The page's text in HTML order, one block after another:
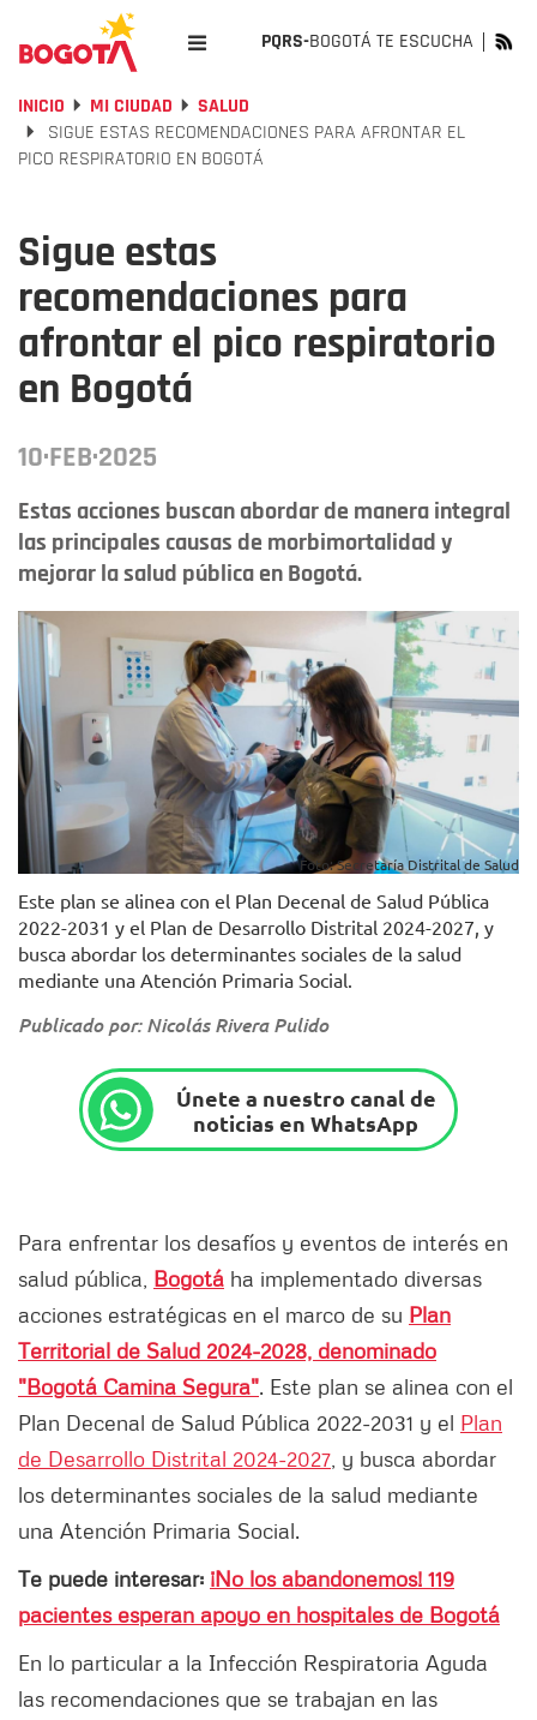
PQRS-BOGOTÁ TE ESCUCHA
INICIO MI CIUDAD
SALUD
SIGUE ESTAS RECOMENDACIONES PARA AFRONTAR EL
PICO RESPIRATORIO EN BOGOTÁ
Sigue estas
recomendaciones para
afrontar el pico respiratorio
en Bogotá
10·FEB·2025
Estas acciones buscan abordar de manera integral
las principales causas de morbimortalidad y
mejorar la salud pública en Bogotá.
Foto: Secretaría Distrital de Salud
Este plan se alinea con el Plan Decenal de Salud Pública
2022-2031 y el Plan de Desarrollo Distrital 2024-2027, y
busca abordar los determinantes sociales de la salud
mediante una Atención Primaria Social.
Publicado por: Nicolás Rivera Pulido
Únete a nuestro canal de
noticias en WhatsApp
Para enfrentar los desafíos y eventos de interés en
salud pública, Bogotá ha implementado diversas
acciones estratégicas en el marco de su Plan
Territorial de Salud 2024-2028, denominado
"Bogotá Camina Segura". Este plan se alinea con el
Plan Decenal de Salud Pública 2022-2031 y el Plan
de Desarrollo Distrital 2024-2027 , y busca abordar
los determinantes sociales de la salud mediante
una Atención Primaria Social.
Te puede interesar: ¡No los abandonemos! 119
pacientes esperan apoyo en hospitales de Bogotá
En lo particular a la Infección Respiratoria Aguda
las recomendaciones que se trabajan en las